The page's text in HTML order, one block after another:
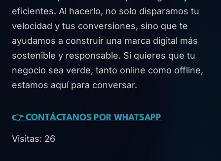
eficientes. Al hacerlo, no solo disparamos tu
velocidad y tus conversiones, sino que te
ayudamos a construir una marca digital más
sostenible y responsable. Si quieres que tu
negocio sea verde, tanto online como offline,
estamos aquí para conversar.
👉 CONTÁCTANOS POR WHATSAPP
Visitas: 26